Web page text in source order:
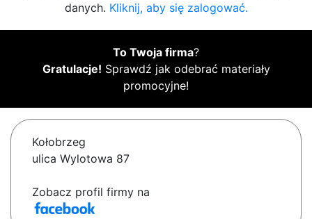
danych. Kliknij, aby się zalogować.
To Twoja firma?
Gratulacje! Sprawdź jak odebrać materiały
promocyjne!
Kołobrzeg
ulica Wylotowa 87
Zobacz profil firmy na